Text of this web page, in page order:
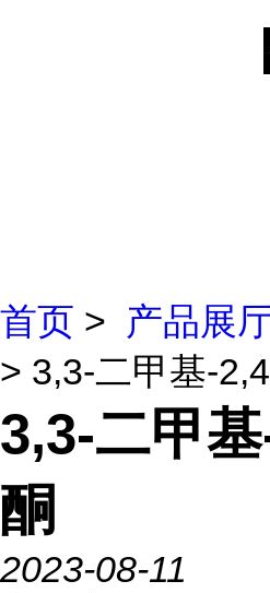
首页 > 产品展
> 3,3-二甲基-
3,3-二甲
酮
2023-08-11